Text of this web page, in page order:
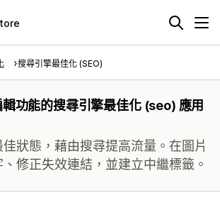
搜尋引擎最佳化 (SEO)
功能的搜尋引擎最佳化 (seo) 應用
狀態，藉由搜尋提高流量。在圖片
、修正失效連結，並建立中繼標籤。